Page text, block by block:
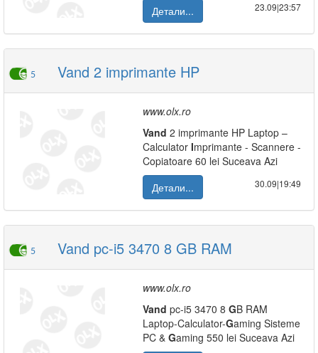
Детали... 23.09|23:57
5 Vand 2 imprimante HP
www.olx.ro
Vand 2 imprimante HP Laptop –
Calculator Imprimante - Scannere -
Copiatoare 60 lei Suceava Azi
Детали...
30.09|19:49
5 Vand pc-i5 3470 8 GB RAM
www.olx.ro
Vand pc-i5 3470 8 GB RAM
Laptop-Calculator-Gaming Sisteme
PC & Gaming 550 lei Suceava Azi